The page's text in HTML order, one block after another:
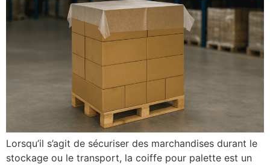
Lorsqu’il s’agit de sécuriser des marchandises durant le
stockage ou le transport, la coiffe pour palette est un